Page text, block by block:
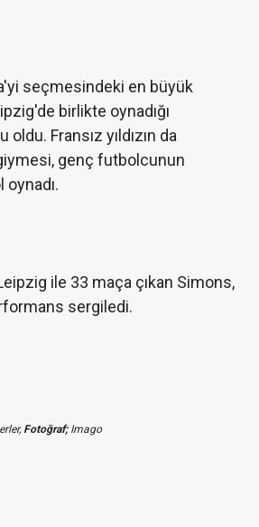
seçmesindeki en büyük
birlikte oynadığı
Fransız yıldızın da
genç futbolcunun
oynadı.
ile 33 maça çıkan Simons,
sergiledi.
Fotoğraf;Imago